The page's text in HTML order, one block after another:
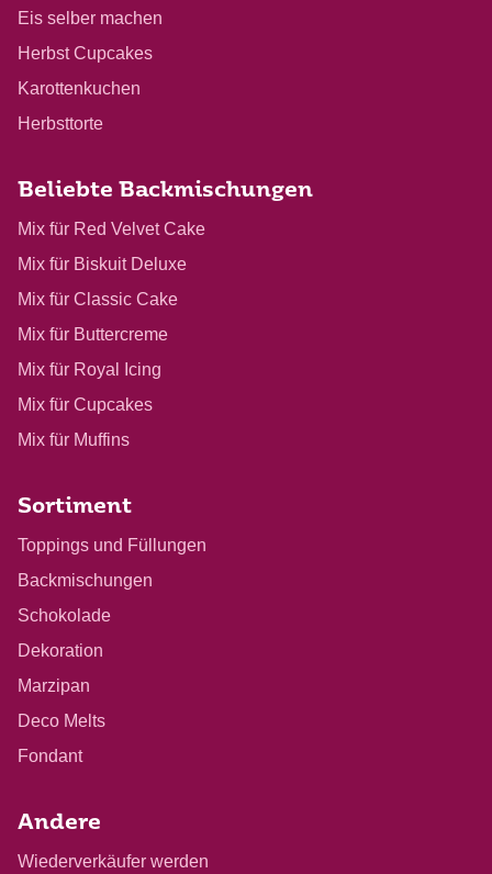
Eis selber machen
Herbst Cupcakes
Karottenkuchen
Herbsttorte
Beliebte Backmischungen
Mix für Red Velvet Cake
Mix für Biskuit Deluxe
Mix für Classic Cake
Mix für Buttercreme
Mix für Royal Icing
Mix für Cupcakes
Mix für Muffins
Sortiment
Toppings und Füllungen
Backmischungen
Schokolade
Dekoration
Marzipan
Deco Melts
Fondant
Andere
Wiederverkäufer werden